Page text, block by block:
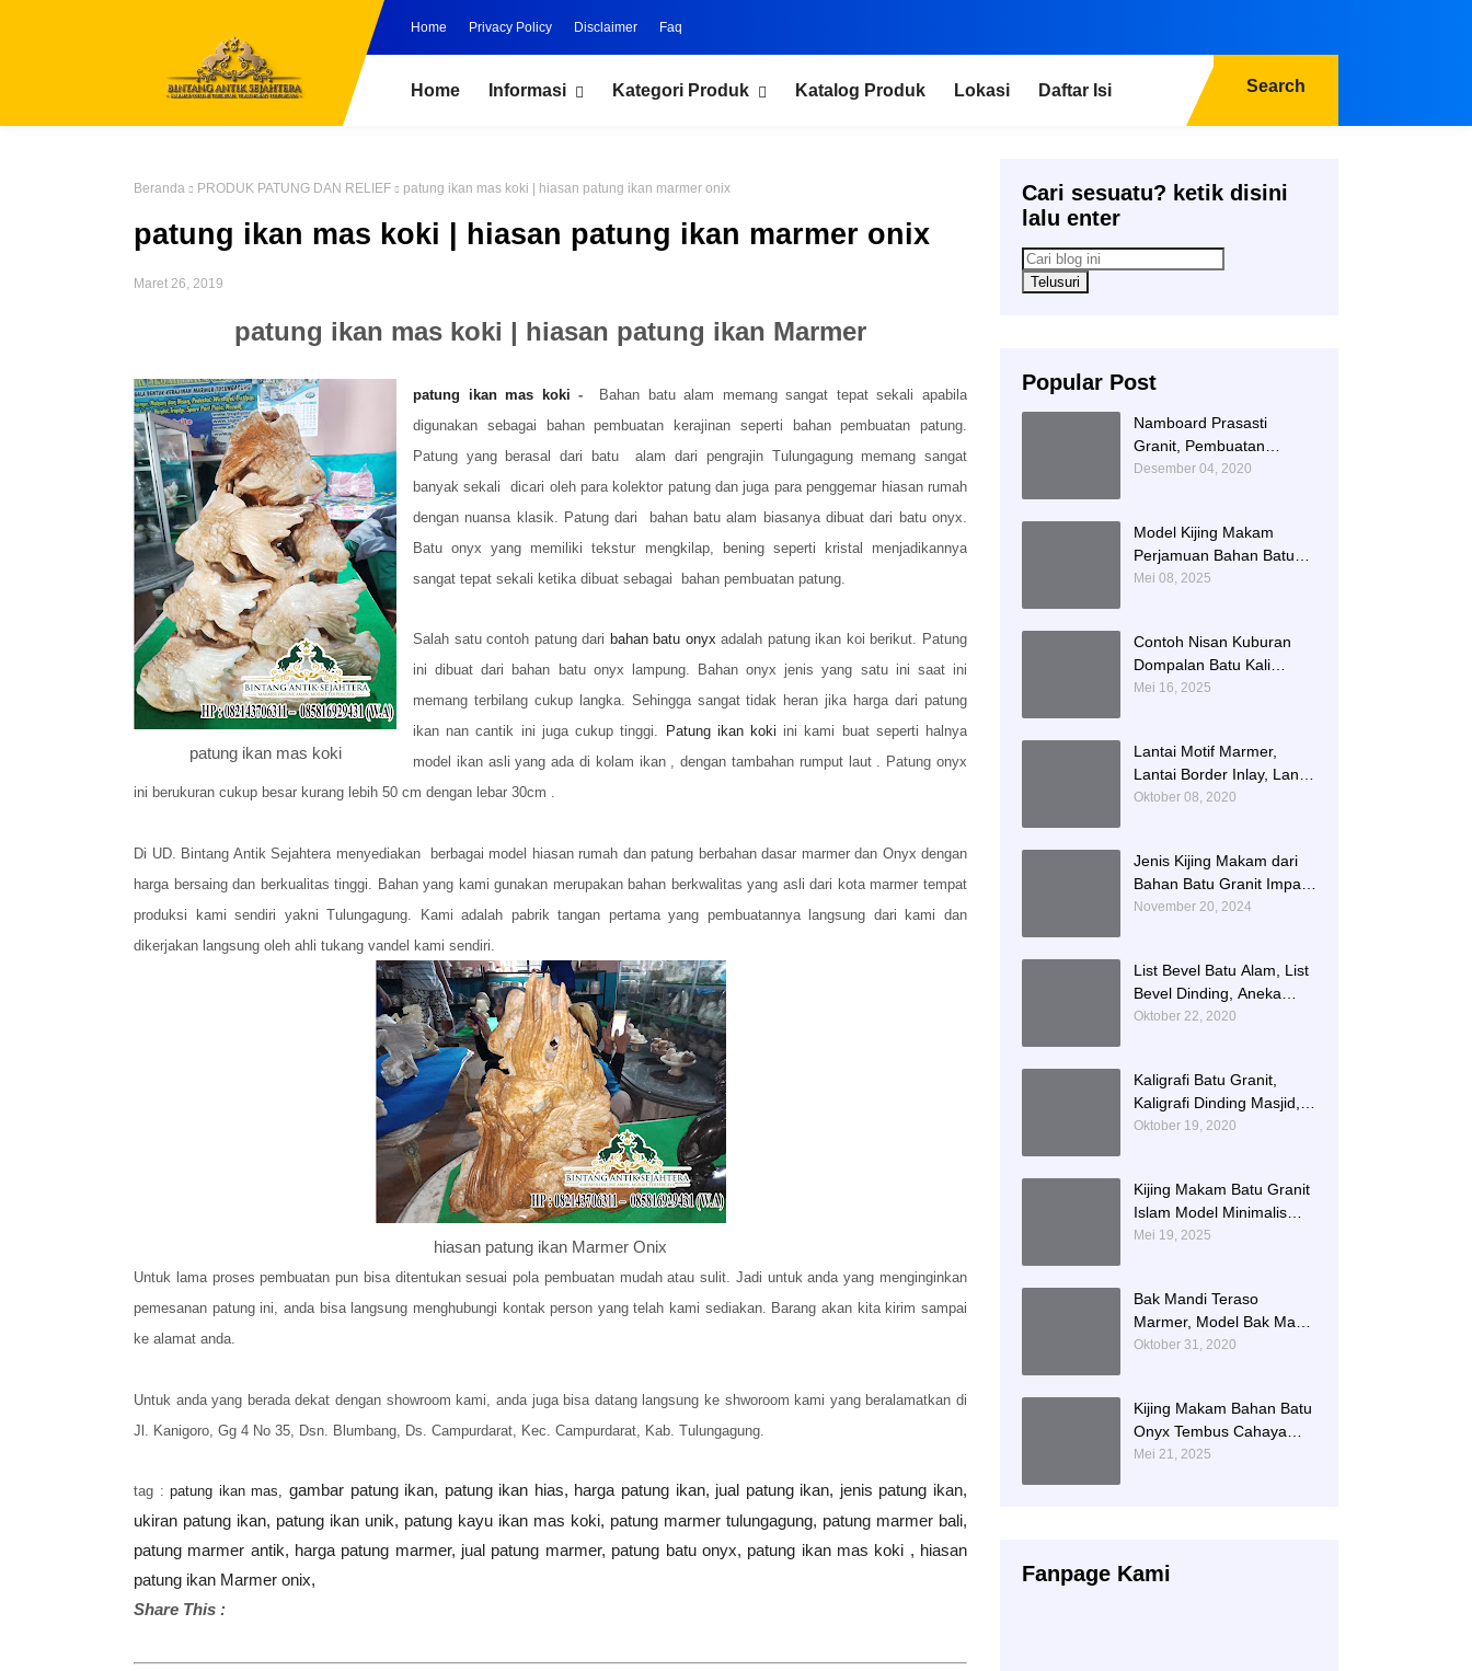
Home Privacy Policy Disclaimer Faq
Home Informasi Kategori Produk Katalog Produk Lokasi Daftar Isi Search
Beranda PRODUK PATUNG DAN RELIEF patung ikan mas koki | hiasan patung ikan marmer onix
patung ikan mas koki | hiasan patung ikan marmer onix
Maret 26, 2019
patung ikan mas koki | hiasan patung ikan Marmer
patung ikan mas koki
patung ikan mas koki-
Bahan batu alam memang sangat tepat sekali apabila
digunakan sebagai bahan pembuatan kerajinan seperti bahan pembuatan patung.
Patung yang berasal dari batu alam dari pengrajin Tulungagung memang sangat
banyak sekali dicari oleh para kolektor patung dan juga para penggemar hiasan rumah
dengan nuansa klasik. Patung dari bahan batu alam biasanya dibuat dari batu onyx.
Batu onyx yang memiliki tekstur mengkilap, bening seperti kristal menjadikannya
sangat tepat sekali ketika dibuat sebagai bahan pembuatan patung.
Salah satu contoh patung dari bahan batu onyx adalah patung ikan koi berikut. Patung
ini dibuat dari bahan batu onyx lampung. Bahan onyx jenis yang satu ini saat ini
memang terbilang cukup langka. Sehingga sangat tidak heran jika harga dari patung
ikan nan cantik ini juga cukup tinggi.
Patung ikan koki ini kami buat seperti halnya
model ikan asli yang ada di kolam ikan , dengan tambahan rumput laut . Patung onyx
ini berukuran cukup besar kurang lebih 50 cm dengan lebar 30cm .
Di UD. Bintang Antik Sejahtera menyediakan berbagai model hiasan rumah dan patung berbahan dasar marmer dan Onyx dengan
harga bersaing dan berkualitas tinggi. Bahan yang kami gunakan merupakan bahan berkwalitas yang asli dari kota marmer tempat
produksi kami sendiri yakni Tulungagung. Kami adalah pabrik tangan pertama yang pembuatannya langsung dari kami dan
dikerjakan langsung oleh ahli tukang vandel kami sendiri.
hiasan patung ikan Marmer Onix
Untuk lama proses pembuatan pun bisa ditentukan sesuai pola pembuatan mudah atau sulit. Jadi untuk anda yang menginginkan
pemesanan patung ini, anda bisa langsung menghubungi kontak person yang telah kami sediakan. Barang akan kita kirim sampai
ke alamat anda.
Untuk anda yang berada dekat dengan showroom kami, anda juga bisa datang langsung ke shworoom kami yang beralamatkan di
Jl. Kanigoro, Gg 4 No 35, Dsn. Blumbang, Ds. Campurdarat, Kec. Campurdarat, Kab. Tulungagung.
tag :patung ikan mas, gambar patung ikan, patung ikan hias, harga patung ikan, jual patung ikan, jenis patung ikan,
ukiran patung ikan, patung ikan unik, patung kayu ikan mas koki, patung marmer tulungagung, patung marmer bali,
patung marmer antik, harga patung marmer, jual patung marmer, patung batu onyx, patung ikan mas koki , hiasan
patung ikan Marmer onix,
Share This :
Cari sesuatu? ketik disini
lalu enter
Popular Post
Namboard Prasasti
Granit, Pembuatan
Prasasti Namboard,
Desember 04, 2020
Model Kijing Makam
Perjamuan Bahan Batu
Granit Hitam Mengkilat
Mei 08, 2025
Contoh Nisan Kuburan
Dompalan Batu Kali
Termurah
Mei 16, 2025
Lantai Motif Marmer,
Lantai Border Inlay, Lantai
Rumah Motif Marmer
Oktober 08, 2020
Jenis Kijing Makam dari
Bahan Batu Granit Impala
Terbaru Brand Bintang
November 20, 2024
List Bevel Batu Alam, List
Bevel Dinding, Aneka
Motif List Bevel Batu Alam
Oktober 22, 2020
Kaligrafi Batu Granit,
Kaligrafi Dinding Masjid,
Prasasti Kaligrafi Batu
Oktober 19, 2020
Kijing Makam Batu Granit
Islam Model Minimalis
Terlaris Brand Bintang
Mei 19, 2025
Bak Mandi Teraso
Marmer, Model Bak Mandi
Kotak, Bak Mandi Teraso
Oktober 31, 2020
Kijing Makam Bahan Batu
Onyx Tembus Cahaya
Model 2 Tingkat Nisan
Mei 21, 2025
Fanpage Kami